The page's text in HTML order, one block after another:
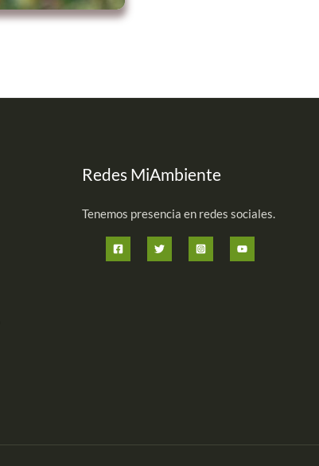
Redes MiAmbiente
Tenemos presencia en redes sociales.